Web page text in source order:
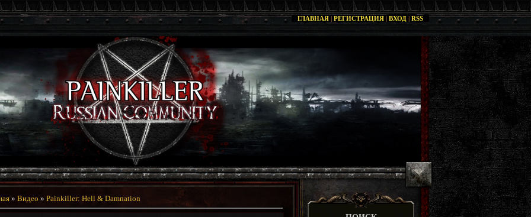
ГЛАВНАЯ | РЕГИСТРАЦИЯ | ВХОД | RSS
» Видео » Painkiller: Hell & Damnation